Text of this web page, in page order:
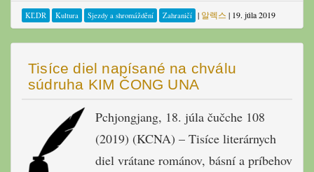
KĽDR Kultura Sjezdy a shromáždění Zahraničí | 알렉스 | 19. júla 2019
Tisíce diel napísané na chválu
súdruha KIM ČONG UNA
Pchjongjang, 18. júla čučche 108
(2019) (KCNA) – Tisíce literárnych
diel vrátane románov, básní a príbehov